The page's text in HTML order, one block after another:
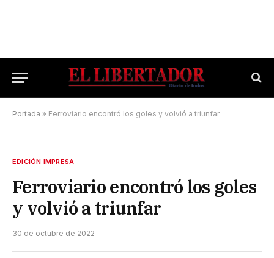
Portada » Ferroviario encontró los goles y volvió a triunfar
EDICIÓN IMPRESA
Ferroviario encontró los goles
y volvió a triunfar
30 de octubre de 2022